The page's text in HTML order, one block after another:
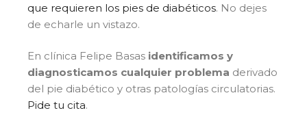
que requieren los pies de diabéticos. No dejes
de echarle un vistazo.
En clínica Felipe Basas identificamos y
diagnosticamos cualquier problema derivado
del pie diabético y otras patologías circulatorias.
Pide tu cita.